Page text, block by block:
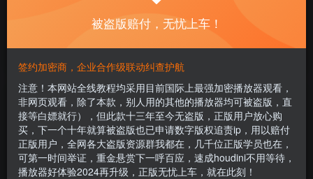
立即购买
houdini负重力流体
可乐鸡
1年前更新
关注 私信
165 15
被盗版赔付，无忧上车！
签约加密商，企业合作级联动纠查护航
注意！本网站全线教程均采用目前国际上最强加密播放器观看，
非网页观看，除了本款，别人用的其他的播放器均可被盗版，直
接等白嫖就行），但此款十三年至今无盗版，正版用户放心购
买，下一个十年就算被盗版也已申请数字版权追责ip，用以赔付
正版用户，全网各大盗版资源群我都在，几千位正版学员也在，
可第一时间举证，重金悬赏下一呼百应，速成houdini不用等待，
播放器好体验2024再升级，正版无忧上车，就在此刻！